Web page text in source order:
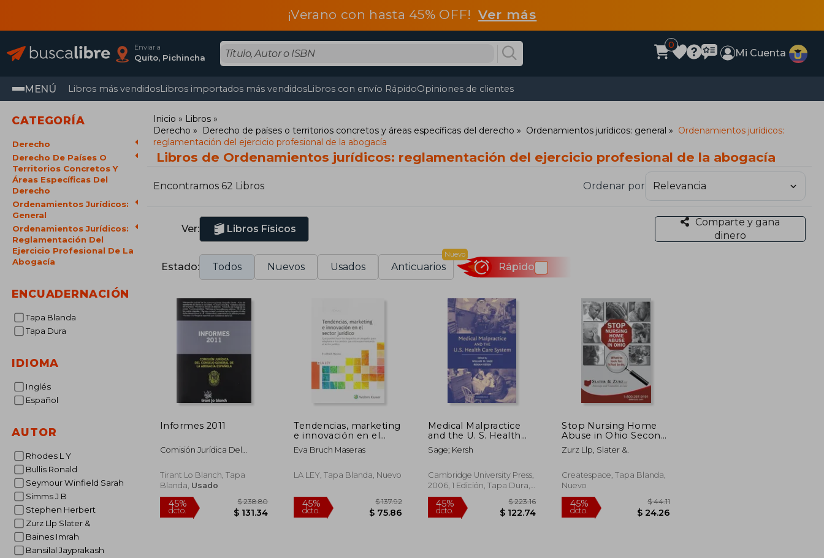
¡Verano con hasta 45% OFF!Ver más
Enviar a
Quito, Pichincha
0
Mi Cuenta
MENÚ Libros más vendidosLibros importados más vendidosLibros con envío RápidoOpiniones de clientes
CATEGORÍA
Derecho
Derecho De Países O
Territorios Concretos Y
Áreas Específicas Del
Derecho
Ordenamientos Jurídicos:
General
Ordenamientos Jurídicos:
Reglamentación Del
Ejercicio Profesional De La
Abogacía
ENCUADERNACIÓN
Tapa Blanda
Tapa Dura
IDIOMA
Inglés
Español
AUTOR
Rhodes L Y
Bullis Ronald
Seymour Winfield Sarah
Simms J B
Stephen Herbert
Zurz Llp Slater &
Baines Imrah
Bansilal Jayprakash
Inicio
Libros
Derecho
Derecho de países o territorios concretos y áreas específicas del derecho Ordenamientos jurídicos: general
Ordenamientos jurídicos:
reglamentación del ejercicio profesional de la abogacía
Libros de Ordenamientos jurídicos: reglamentación del ejercicio profesional de la abogacía
Encontramos 62 Libros Ordenar por
Ver: Libros Físicos
Comparte y gana
dinero
Estado: Todos Nuevos Usados Anticuarios
Nuevo
Rápido
Informes 2011
Comisión Jurídica Del
Abogacía Española
Tirant Lo Blanch, Tapa
Blanda, Usado
Tendencias, marketing
e innovación en el
sector jurídico (Temas
La Ley)
Eva Bruch Maseras
LA LEY, Tapa Blanda, Nuevo
Medical Malpractice
and the U. S. Health
Care System (en
Inglés)
Sage; Kersh
Cambridge University Press,
2006, 1 Edición, Tapa Dura,
Nuevo
Stop Nursing Home
Abuse in Ohio Second
Edition: What To Look
For. What To Do. (en
Zurz Llp, Slater &.
Createspace, Tapa Blanda,
Nuevo